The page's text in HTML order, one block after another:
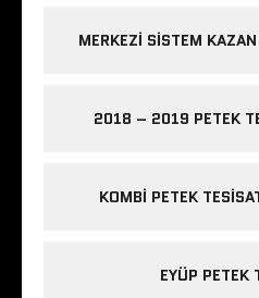
MERKEZI SISTEM
2018 – 2019 PETEK
KOMBI PETEK
EYÜP PETEK